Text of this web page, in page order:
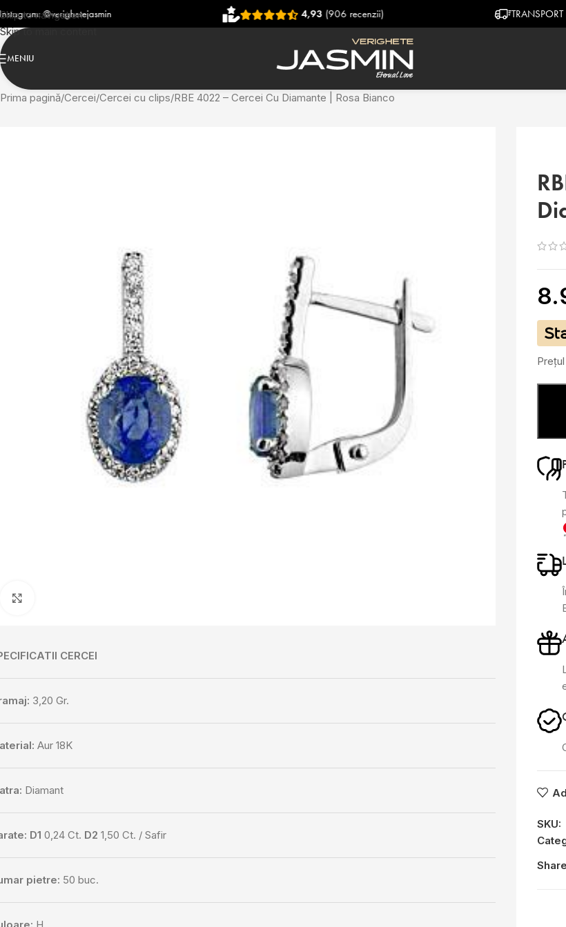
Skip to navigation
Skip to main content
4,93(906 recenzii) TRANSPORT RAPID SI
MENIU
Prima pagină Cercei Cercei cu clips RBE 4022 – Cercei Cu Diamante | Rosa Bianco
CERCEI
3,20 Gr.
Aur 18K
Diamant
D1 0,24 Ct. D2 1,50 Ct. / Safir
pietre: 50 buc.
SKU: